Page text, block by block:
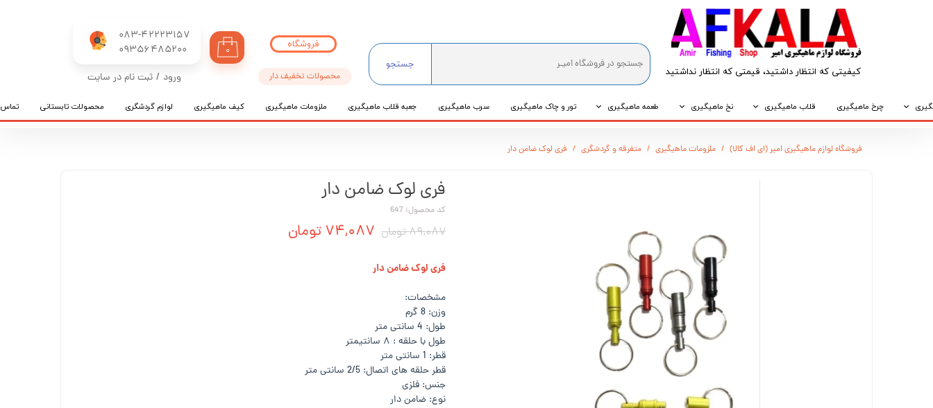
کیفیتی که انتظار داشتید، قیمتی که انتظار نداشتید​​​​​​​
083-42223157
​​​​​​​09356485200
جستجو
۰
ورود / ثبت نام در سایت
تغییر گذر واژه
چرخ ماهیگیری قلاب ماهیگیری نخ ماهیگیری طعمه ماهیگیری تور و چاک ماهیگیری سرب ماهیگیری جعبه قلاب ماهیگیری ملزومات ماهیگیری کیف ماهیگیری لوازم گردشگری محصولات تابستانی تماس
محصولات تخفیف دار
فروشگاه
فروشگاه لوازم ماهیگیری امیر (ای اف کالا) ملزومات ماهیگیری متفرقه و گردشگری فری لوک ضامن دار
فری لوک ضامن دار
کد محصول: 647
۸۹,۰۸۷ تومان ۷۴,۰۸۷ تومان
فری لوک ضامن دار
مشخصات:
وزن: 8 گرم
طول: 4 سانتی متر
طول با حلقه : ۸ سانتیمتر
قطر: 1 سانتی متر
قطر حلقه های اتصال: 2/5 سانتی متر
جنس: فلزی
نوع: ضامن دار